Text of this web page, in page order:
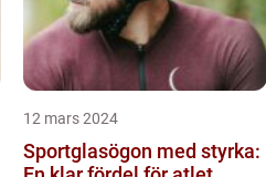
12 mars 2024
Sportglasögon med styrka: